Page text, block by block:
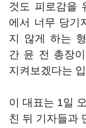
것도 피로감을
에서 너무 당기
지 않게 하는
간 윤 전 총장
지켜보겠다는
이 대표는 1일
친 뒤 기자들과